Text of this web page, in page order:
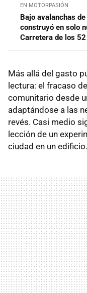
EN MOTORPASIÓN
Bajo avalanchas
construyó en solo
Carretera de los
Más allá del gasto
lectura: el fracaso
comunitario desde
adaptándose a las
revés. Casi medio
lección de un
ciudad en un edificio.